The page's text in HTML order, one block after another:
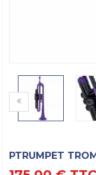
PTRUMPET